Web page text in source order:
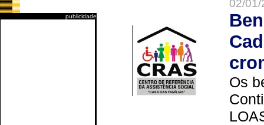
publicidade
02/
Os